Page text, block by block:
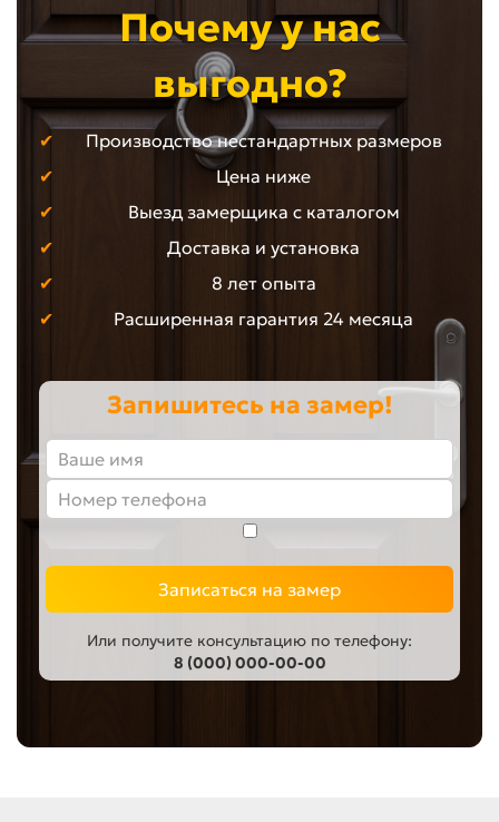
Почему у нас
выгодно?
Производство нестандартных размеров
Цена ниже
Выезд замерщика с каталогом
Доставка и установка
8 лет опыта
Расширенная гарантия 24 месяца
Запишитесь на замер!
Записаться на замер
Или получите консультацию по телефону:
8 (000) 000-00-00